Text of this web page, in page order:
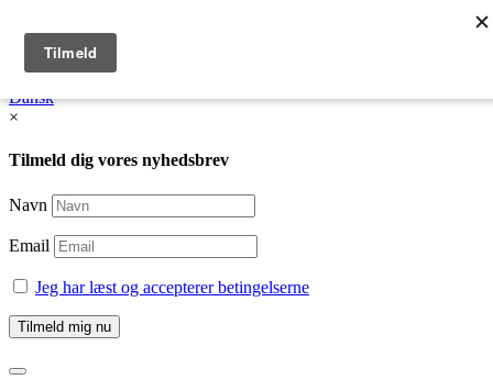
Dansk /
English
Dansk
×
Tilmeld dig vores nyhedsbrev
Navn
Email
Jeg har læst og accepterer betingelserne